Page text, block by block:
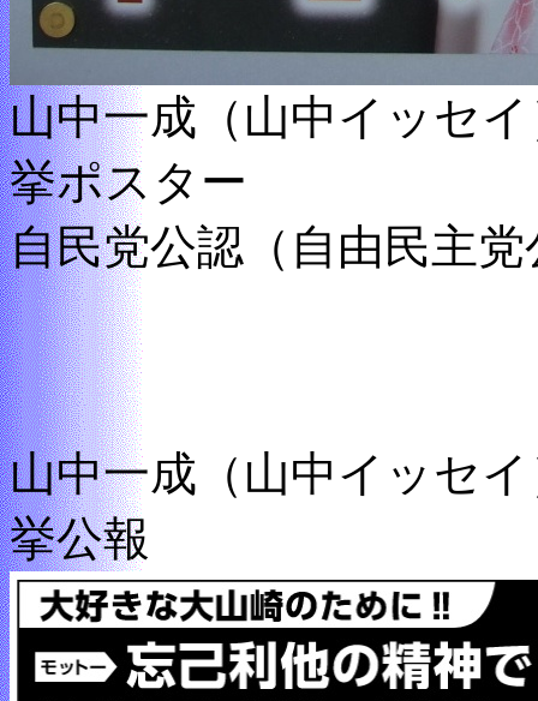
山中一成（山中イッセ
挙ポスター
自民党公認（自由民主党
山中一成（山中イッセ
挙公報